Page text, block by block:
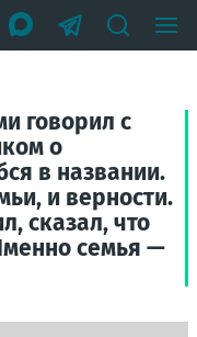
говорил с
о
в названии.
и верности.
сказал, что
семья —